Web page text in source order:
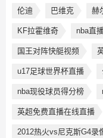
伦迪 巴维克 赫
KF拉霍维奇 nba直
国王对阵快艇视频
u17足球世界杯直播
nba现役球员得分榜
英超免费直播在线直播
2012热火vs尼克斯G4录